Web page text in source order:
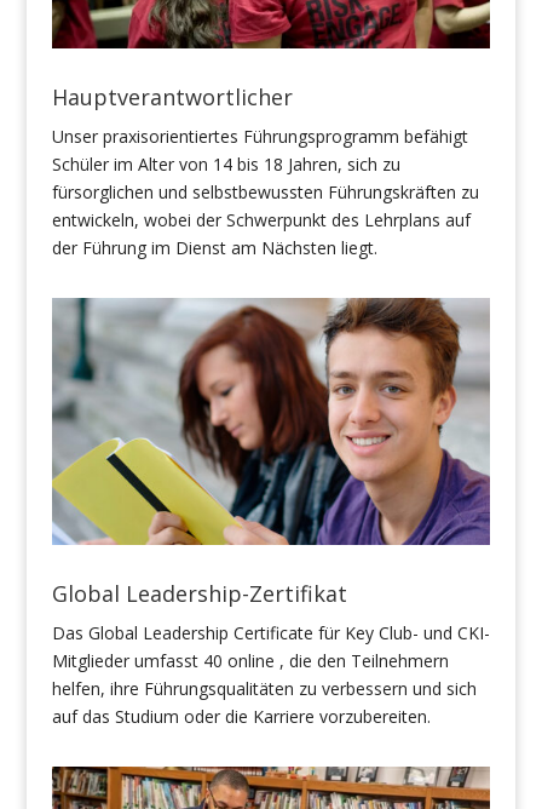
Hauptverantwortlicher
Unser praxisorientiertes Führungsprogramm befähigt
Schüler im Alter von 14 bis 18 Jahren, sich zu
fürsorglichen und selbstbewussten Führungskräften zu
entwickeln, wobei der Schwerpunkt des Lehrplans auf
der Führung im Dienst am Nächsten liegt.
Global Leadership-Zertifikat
Das Global Leadership Certificate für Key Club- und CKI-
Mitglieder umfasst 40 online , die den Teilnehmern
helfen, ihre Führungsqualitäten zu verbessern und sich
auf das Studium oder die Karriere vorzubereiten.